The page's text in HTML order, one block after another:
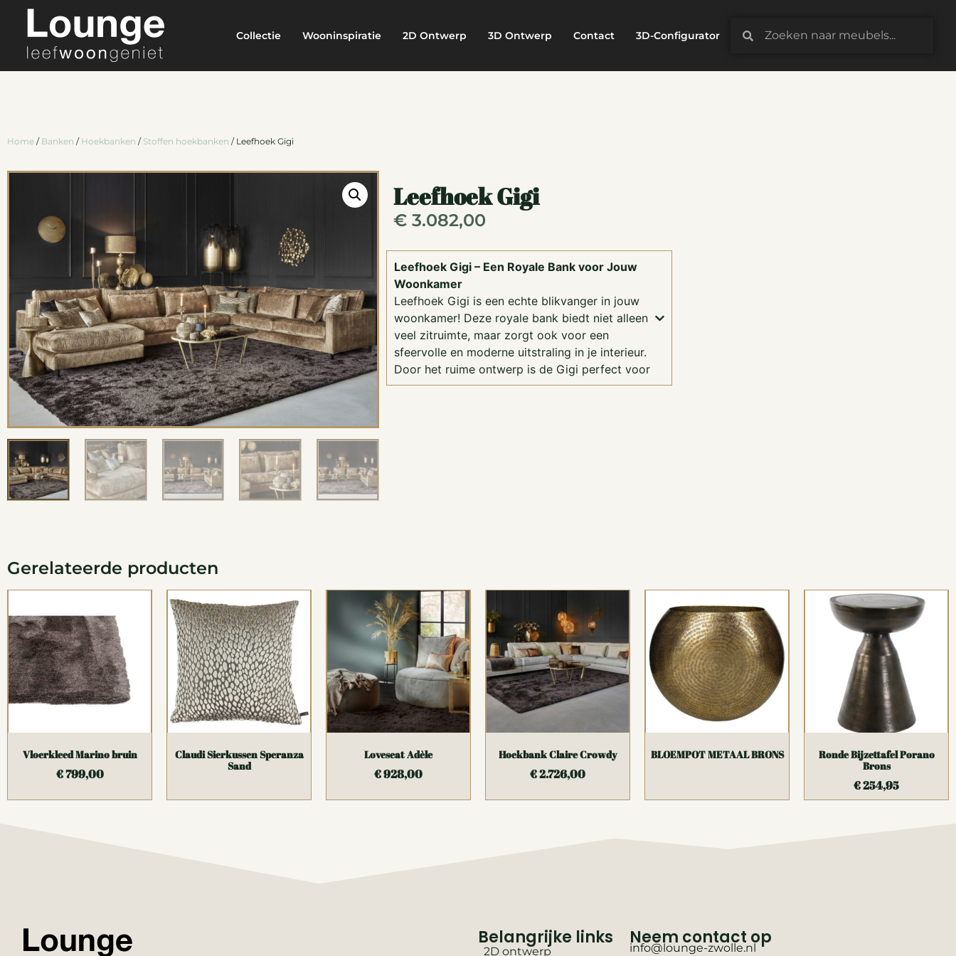
Collectie Wooninspiratie 2D Ontwerp 3D Ontwerp Contact 3D-Configurator
Home / Banken / Hoekbanken / Stoffen hoekbanken / Leefhoek Gigi
Leefhoek Gigi
€3.082,00
Leefhoek Gigi – Een Royale Bank voor Jouw
Woonkamer
Leefhoek Gigi is een echte blikvanger in jouw
woonkamer! Deze royale bank biedt niet alleen
veel zitruimte, maar zorgt ook voor een
sfeervolle en moderne uitstraling in je interieur.
Door het ruime ontwerp is de Gigi perfect voor
Gerelateerde producten
Vloerkleed Marino bruin
€799,00
Claudi Sierkussen Speranza
Sand
Loveseat Adèle
€928,00
Hoekbank Claire Crowdy
€2.726,00
BLOEMPOT METAAL BRONS
Ronde Bijzettafel Porano
Brons
€254,95
Belangrijke links
2D ontwerp
Neem contact op
info@lounge-zwolle.nl